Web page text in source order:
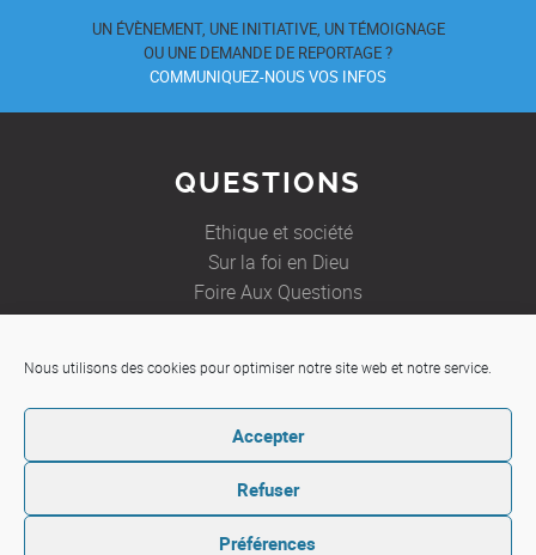
Nous utilisons des cookies pour optimiser notre site web et notre service.
Accepter
Refuser
Préférences
UN ÉVÈNEMENT, UNE INITIATIVE, UN TÉMOIGNAGE
OU UNE DEMANDE DE REPORTAGE ?
COMMUNIQUEZ-NOUS VOS INFOS
QUESTIONS
Ethique et société
Sur la foi en Dieu
Foire Aux Questions
JE SOUHAITE
Etre aidé
Ecrire à un prêtre